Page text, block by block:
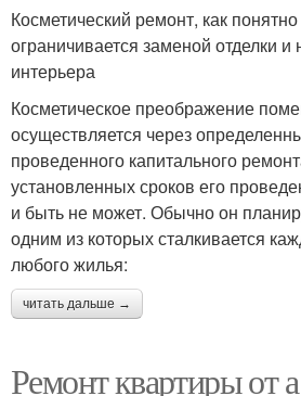
Косметический ремонт, как
ограничивается заменой отделки
интерьера
Косметическое преображение
осуществляется через
проведенного капитального
установленных сроков его
и быть не может. Обычно он
одним из которых сталкивается
любого жилья:
читать дальше →
Ремонт квартиры от